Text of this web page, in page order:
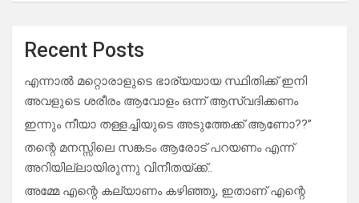
Recent Posts
എന്നാൽ മറ്റൊരാളുടെ ഭാര്യയായ സ്ഥിതിക്ക് ഇനി
അവളുടെ ശരീരം ആവോളം ഒന്ന് ആസ്വദിക്കണം
ഇന്നും നീയാ തള്ളച്ചിയുടെ അടുത്തേക്ക് ആണോ??”
തന്റെ മനസ്സിലെ സങ്കടം ആരോട് പറയണം എന്ന്
അറിയില്ലായിരുന്നു വിനീതയ്ക്ക്..
അമ്മേ എന്റെ കല്യാണം കഴിഞ്ഞു, ഇതാണ് എന്റെ